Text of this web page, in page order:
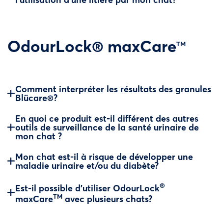
OdourLock® maxCareTM
Comment interpréter les résultats des granules
Blücare®?
En quoi ce produit est-il différent des autres
outils de surveillance de la santé urinaire de
mon chat ?
Mon chat est-il à risque de développer une
maladie urinaire et/ou du diabète?
Est-il possible d'utiliser OdourLock®
maxCareTM avec plusieurs chats?